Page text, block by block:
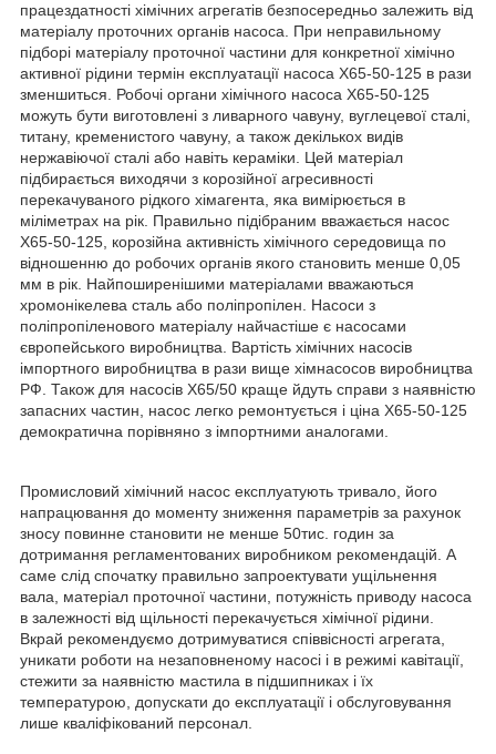
працездатності хімічних агрегатів безпосередньо залежить від
матеріалу проточних органів насоса. При неправильному
підборі матеріалу проточної частини для конкретної хімічно
активної рідини термін експлуатації насоса Х65-50-125 в рази
зменшиться. Робочі органи хімічного насоса Х65-50-125
можуть бути виготовлені з ливарного чавуну, вуглецевої сталі,
титану, кременистого чавуну, а також декількох видів
нержавіючої сталі або навіть кераміки. Цей матеріал
підбирається виходячи з корозійної агресивності
перекачуваного рідкого хімагента, яка вимірюється в
міліметрах на рік. Правильно підібраним вважається насос
Х65-50-125, корозійна активність хімічного середовища по
відношенню до робочих органів якого становить менше 0,05
мм в рік. Найпоширенішими матеріалами вважаються
хромонікелева сталь або поліпропілен. Насоси з
поліпропіленового матеріалу найчастіше є насосами
європейського виробництва. Вартість хімічних насосів
імпортного виробництва в рази вище хімнасосов виробництва
РФ. Також для насосів Х65/50 краще йдуть справи з наявністю
запасних частин, насос легко ремонтується і ціна Х65-50-125
демократична порівняно з імпортними аналогами.
Промисловий хімічний насос експлуатують тривало, його
напрацювання до моменту зниження параметрів за рахунок
зносу повинне становити не менше 50тис. годин за
дотримання регламентованих виробником рекомендацій. А
саме слід спочатку правильно запроектувати ущільнення
вала, матеріал проточної частини, потужність приводу насоса
в залежності від щільності перекачується хімічної рідини.
Вкрай рекомендуємо дотримуватися співвісності агрегата,
уникати роботи на незаповненому насосі і в режимі кавітації,
стежити за наявністю мастила в підшипниках і їх
температурою, допускати до експлуатації і обслуговування
лише кваліфікований персонал.